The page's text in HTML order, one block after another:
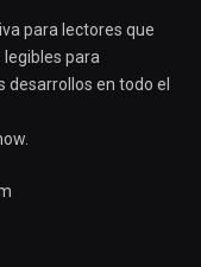
para lectores que
para
en todo el